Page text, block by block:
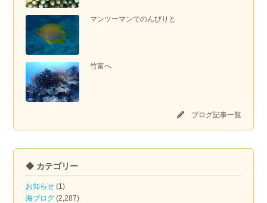
マンツーマンでのんびりと
竹富へ
ブログ記事一覧
◆ カテゴリー
お知らせ (1)
海ブログ (2,287)